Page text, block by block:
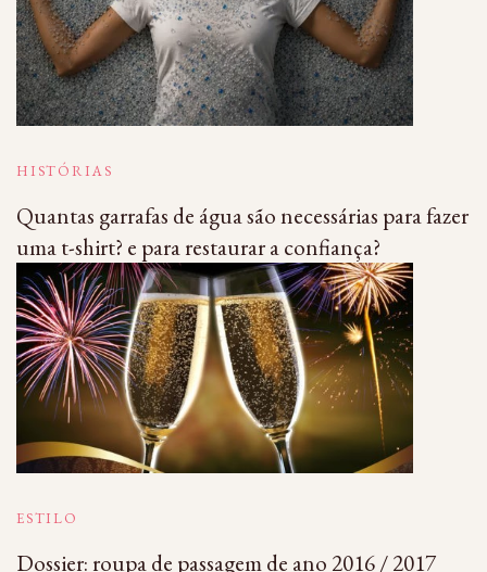
HISTÓRIAS
Quantas garrafas de água são necessárias para fazer
uma t-shirt? e para restaurar a confiança?
ESTILO
Dossier: roupa de passagem de ano 2016 / 2017